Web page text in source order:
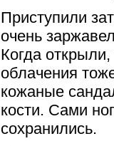
Приступили
очень
Когда
облачения
кожаные
кости. Сами
сохранились.